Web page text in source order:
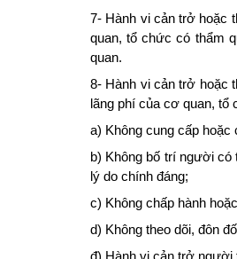
7- Hành vi cản trở hoặc
quan, tổ chức có thẩm
quan.
8- Hành vi cản trở hoặc
lãng phí của cơ quan, tổ
a) Không cung cấp
b) Không bố trí người
lý do chính đáng;
c) Không chấp hành
d) Không theo dõi, đôn
đ) Hành vi cản trở người